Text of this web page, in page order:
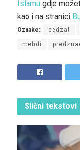
Islamu gdje
kao i na stranici
Oznake: dedzal
mehdi
Slični tekstovi